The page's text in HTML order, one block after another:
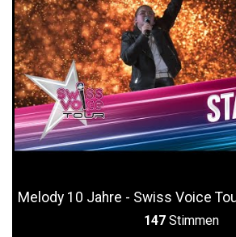
Melody 10 Jahre - Swiss Voice
147 Stimmen